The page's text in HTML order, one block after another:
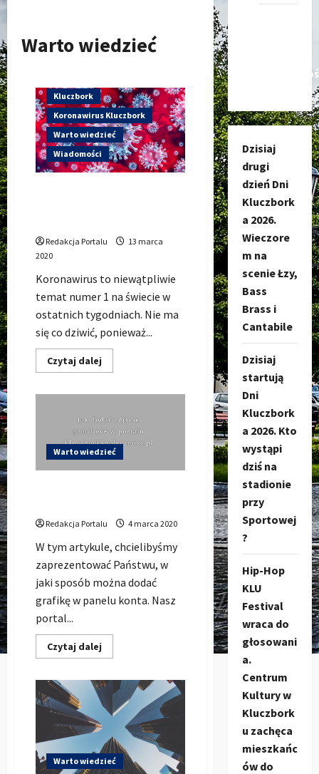
Warto wiedzieć
Kluczbork
Koronawirus Kluczbork
Warto wiedzieć
Wiadomości
Redakcja Portalu
13 marca
2020
Koronawirus to niewątpliwie
temat numer 1 na świecie w
ostatnich tygodniach. Nie ma
się co dziwić, ponieważ...
Czytaj dalej
się
aktualne
występowanie,
zapobieganie,
komunikaty
Warto wiedzieć
Redakcja Portalu 4 marca 2020
W tym artykule, chcielibyśmy
zaprezentować Państwu, w
jaki sposób można dodać
grafikę w panelu konta. Nasz
portal...
Czytaj dalej
się
Jak
dodać
zdjęcie
profilowe
na
KluczborkSpolecznosc.pl
Warto wiedzieć
Dzisiaj
drugi
dzień Dni
Kluczbork
a 2026.
Wieczore
m na
scenie Łzy,
Bass
Brass i
Cantabile
Dzisiaj
startują
Dni
Kluczbork
a 2026. Kto
wystąpi
dziś na
stadionie
przy
Sportowej
?
Hip-Hop
KLU
Festival
wraca do
głosowani
a.
Centrum
Kultury w
Kluczbork
u zachęca
mieszkańc
ów do